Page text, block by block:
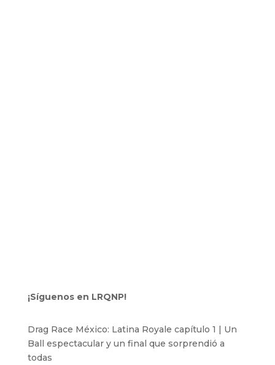
¡Síguenos en LRQNP!
Drag Race México: Latina Royale capítulo 1 | Un
Ball espectacular y un final que sorprendió a
todas